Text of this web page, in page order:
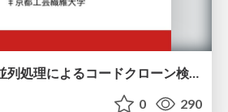
MapReduce 型の並列処理によるコードクローン検出アルゴリズムと試験的な実装
0 290